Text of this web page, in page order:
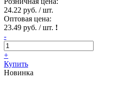
24.22 руб. / шт.
Оптовая цена:
23.49 руб. / шт. !
-
+
Купить
Новинка